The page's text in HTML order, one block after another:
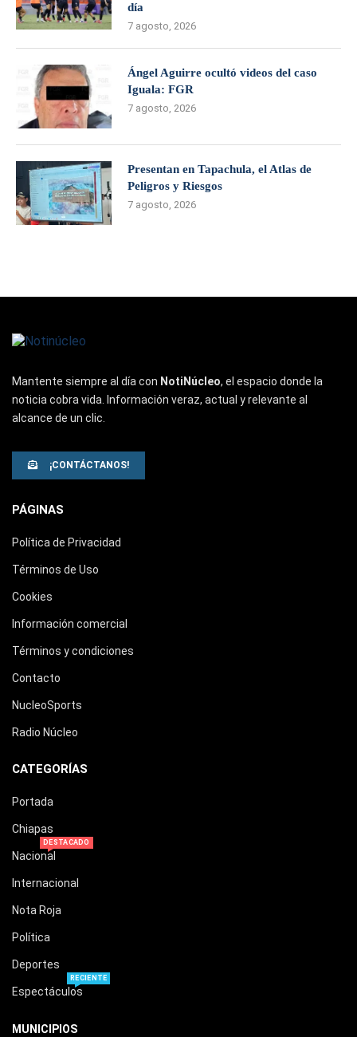
día
7 agosto, 2026
Ángel Aguirre ocultó videos del caso
Iguala: FGR
7 agosto, 2026
Presentan en Tapachula, el Atlas de
Peligros y Riesgos
7 agosto, 2026
Mantente siempre al día con NotiNúcleo, el espacio donde la
noticia cobra vida. Información veraz, actual y relevante al
alcance de un clic.
¡CONTÁCTANOS!
PÁGINAS
Política de Privacidad
Términos de Uso
Cookies
Información comercial
Términos y condiciones
Contacto
NucleoSports
Radio Núcleo
CATEGORÍAS
Portada
Chiapas
Nacional
DESTACADO
Internacional
Nota Roja
Política
Deportes
Espectáculos
RECIENTE
MUNICIPIOS